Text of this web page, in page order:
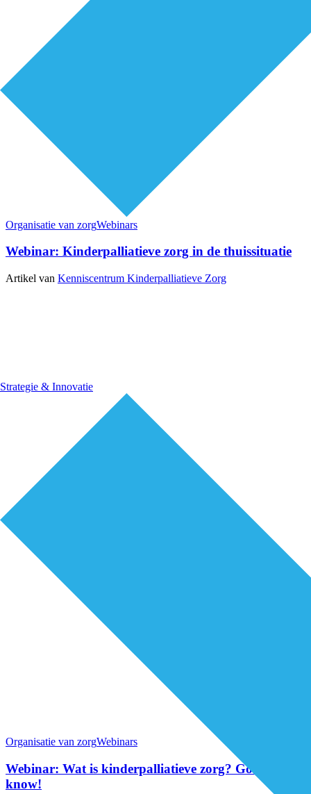
Strategie & Innovatie
Organisatie van zorgWebinars
Webinar: Kinderpalliatieve zorg in de thuissituatie
Artikel van Kenniscentrum Kinderpalliatieve Zorg
Organisatie van zorgWebinars
Webinar: Wat is kinderpalliatieve zorg? Good to
know!